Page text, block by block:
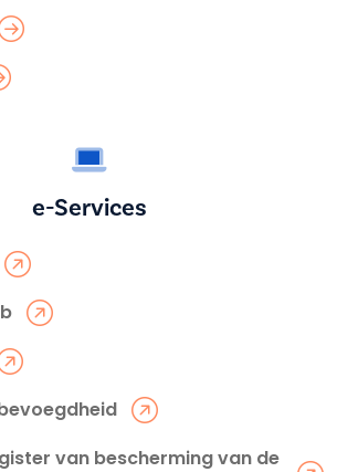
e-Services
van bescherming van de